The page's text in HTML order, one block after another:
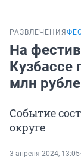
РАЗВЛЕЧЕНИЯ
На
Кузбассе
млн
Событие
округе
3 апреля 2024, 13:05